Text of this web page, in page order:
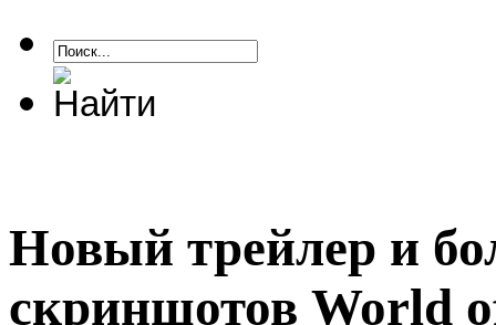
Новый трейлер и
скриншотов World